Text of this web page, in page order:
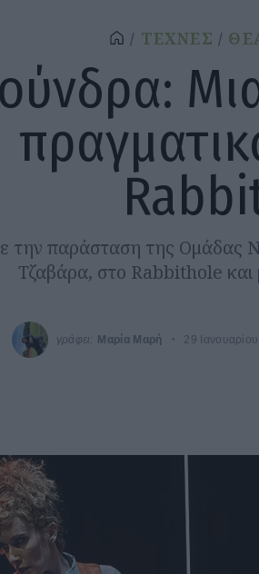
ΤΕΧΝΕΣ
την παράσταση της Ομάδας
Τζαβάρα, στο Rabbithole και
γράφει: Μαρία Μαρή 29